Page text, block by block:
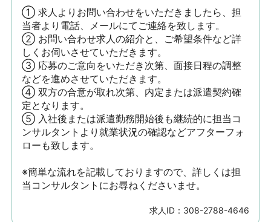
① 求人よりお問い合わせをいただきましたら、担
当者より電話、メールにてご連絡を致します。
② お問い合わせ求人の紹介と、ご希望条件など詳
しくお伺いさせていただきます。
③ 応募のご意向をいただき次第、面接日程の調整
などを進めさせていただきます。
④ 双方の合意が取れ次第、内定または派遣契約確
定となります。
⑤ 入社後または派遣勤務開始後も継続的に担当コ
ンサルタントより就業状況の確認などアフターフォ
ローも致します。
※簡単な流れを記載しておりますので、詳しくは担
当コンサルタントにお尋ねくださいませ。
求人ID： 308-2788-4646